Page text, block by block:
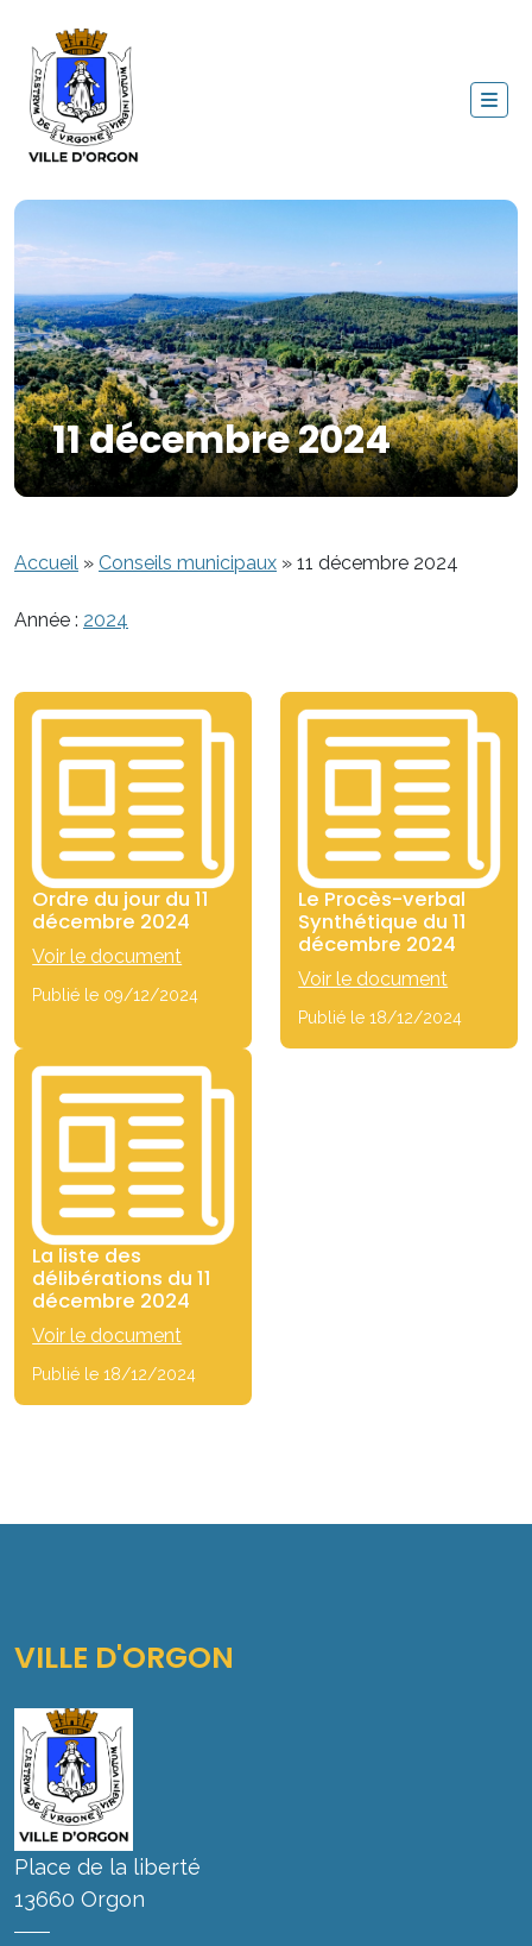
11 décembre 2024
Accueil » Conseils municipaux » 11 décembre 2024
Année : 2024
Ordre du jour du 11
décembre 2024
Voir le document
Publié le 09/12/2024
Le Procès-verbal
Synthétique du 11
décembre 2024
Voir le document
Publié le 18/12/2024
La liste des
délibérations du 11
décembre 2024
Voir le document
Publié le 18/12/2024
VILLE D'ORGON
Place de la liberté
13660 Orgon